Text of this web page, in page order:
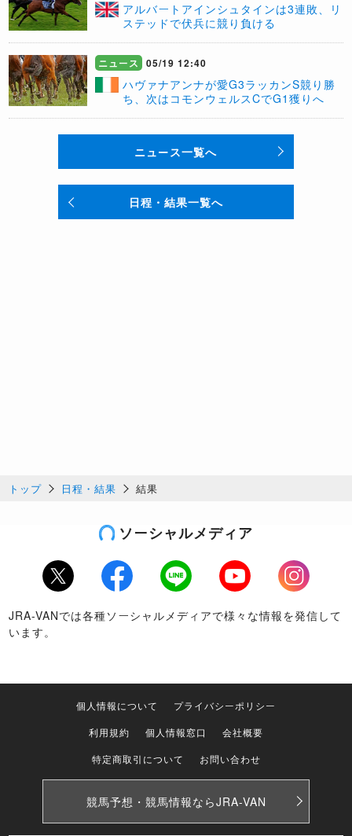
アルバートアインシュタインは3連敗、リ
ステッドで伏兵に競り負ける
ニュース 05/19 12:40
ハヴァナアンナが愛G3ラッカンS競り勝
ち、次はコモンウェルスCでG1獲りへ
ニュース一覧へ
日程・結果一覧へ
トップ 日程・結果 結果
ソーシャルメディア
Twitter Facebook LINE Youtube
Instagram
JRA-VANでは各種ソーシャルメディアで様々な情報を発信して
います。
個人情報について
プライバシーポリシー
利用規約
個人情報窓口
会社概要
特定商取引について
お問い合わせ
競馬予想・競馬情報ならJRA-VAN